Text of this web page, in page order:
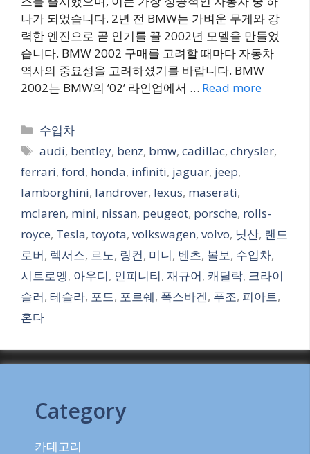
나가 되었습니다. 2년 전 BMW는 가벼운 무게와 강
력한 엔진으로 곧 인기를 끌 2002년 모델을 만들었
습니다. BMW 2002 구매를 고려할 때마다 자동차
역사의 중요성을 고려하셨기를 바랍니다. BMW
2002는 BMW의 ’02’ 라인업에서 … Read more
Categories
수입차
Tags
audi, bentley, benz, bmw,cadillac,chrysler,
ferrari, ford, honda, infiniti, jaguar, jeep,
lamborghini, landrover, lexus, maserati,
mclaren, mini, nissan, peugeot, porsche, rolls-
royce, Tesla, toyota, volkswagen, volvo, 닛산, 랜드
로버, 렉서스, 르노, 링컨, 미니, 벤츠, 볼보, 수입차,
시트로엥, 아우디, 인피니티, 재규어, 캐딜락, 크라이
슬러, 테슬라, 포드, 포르쉐, 폭스바겐, 푸조, 피아트,
혼다
Category
카테고리